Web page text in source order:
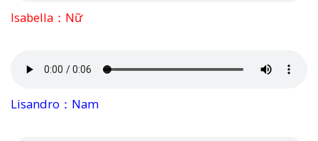
Isabella：Nữ
Lisandro：Nam